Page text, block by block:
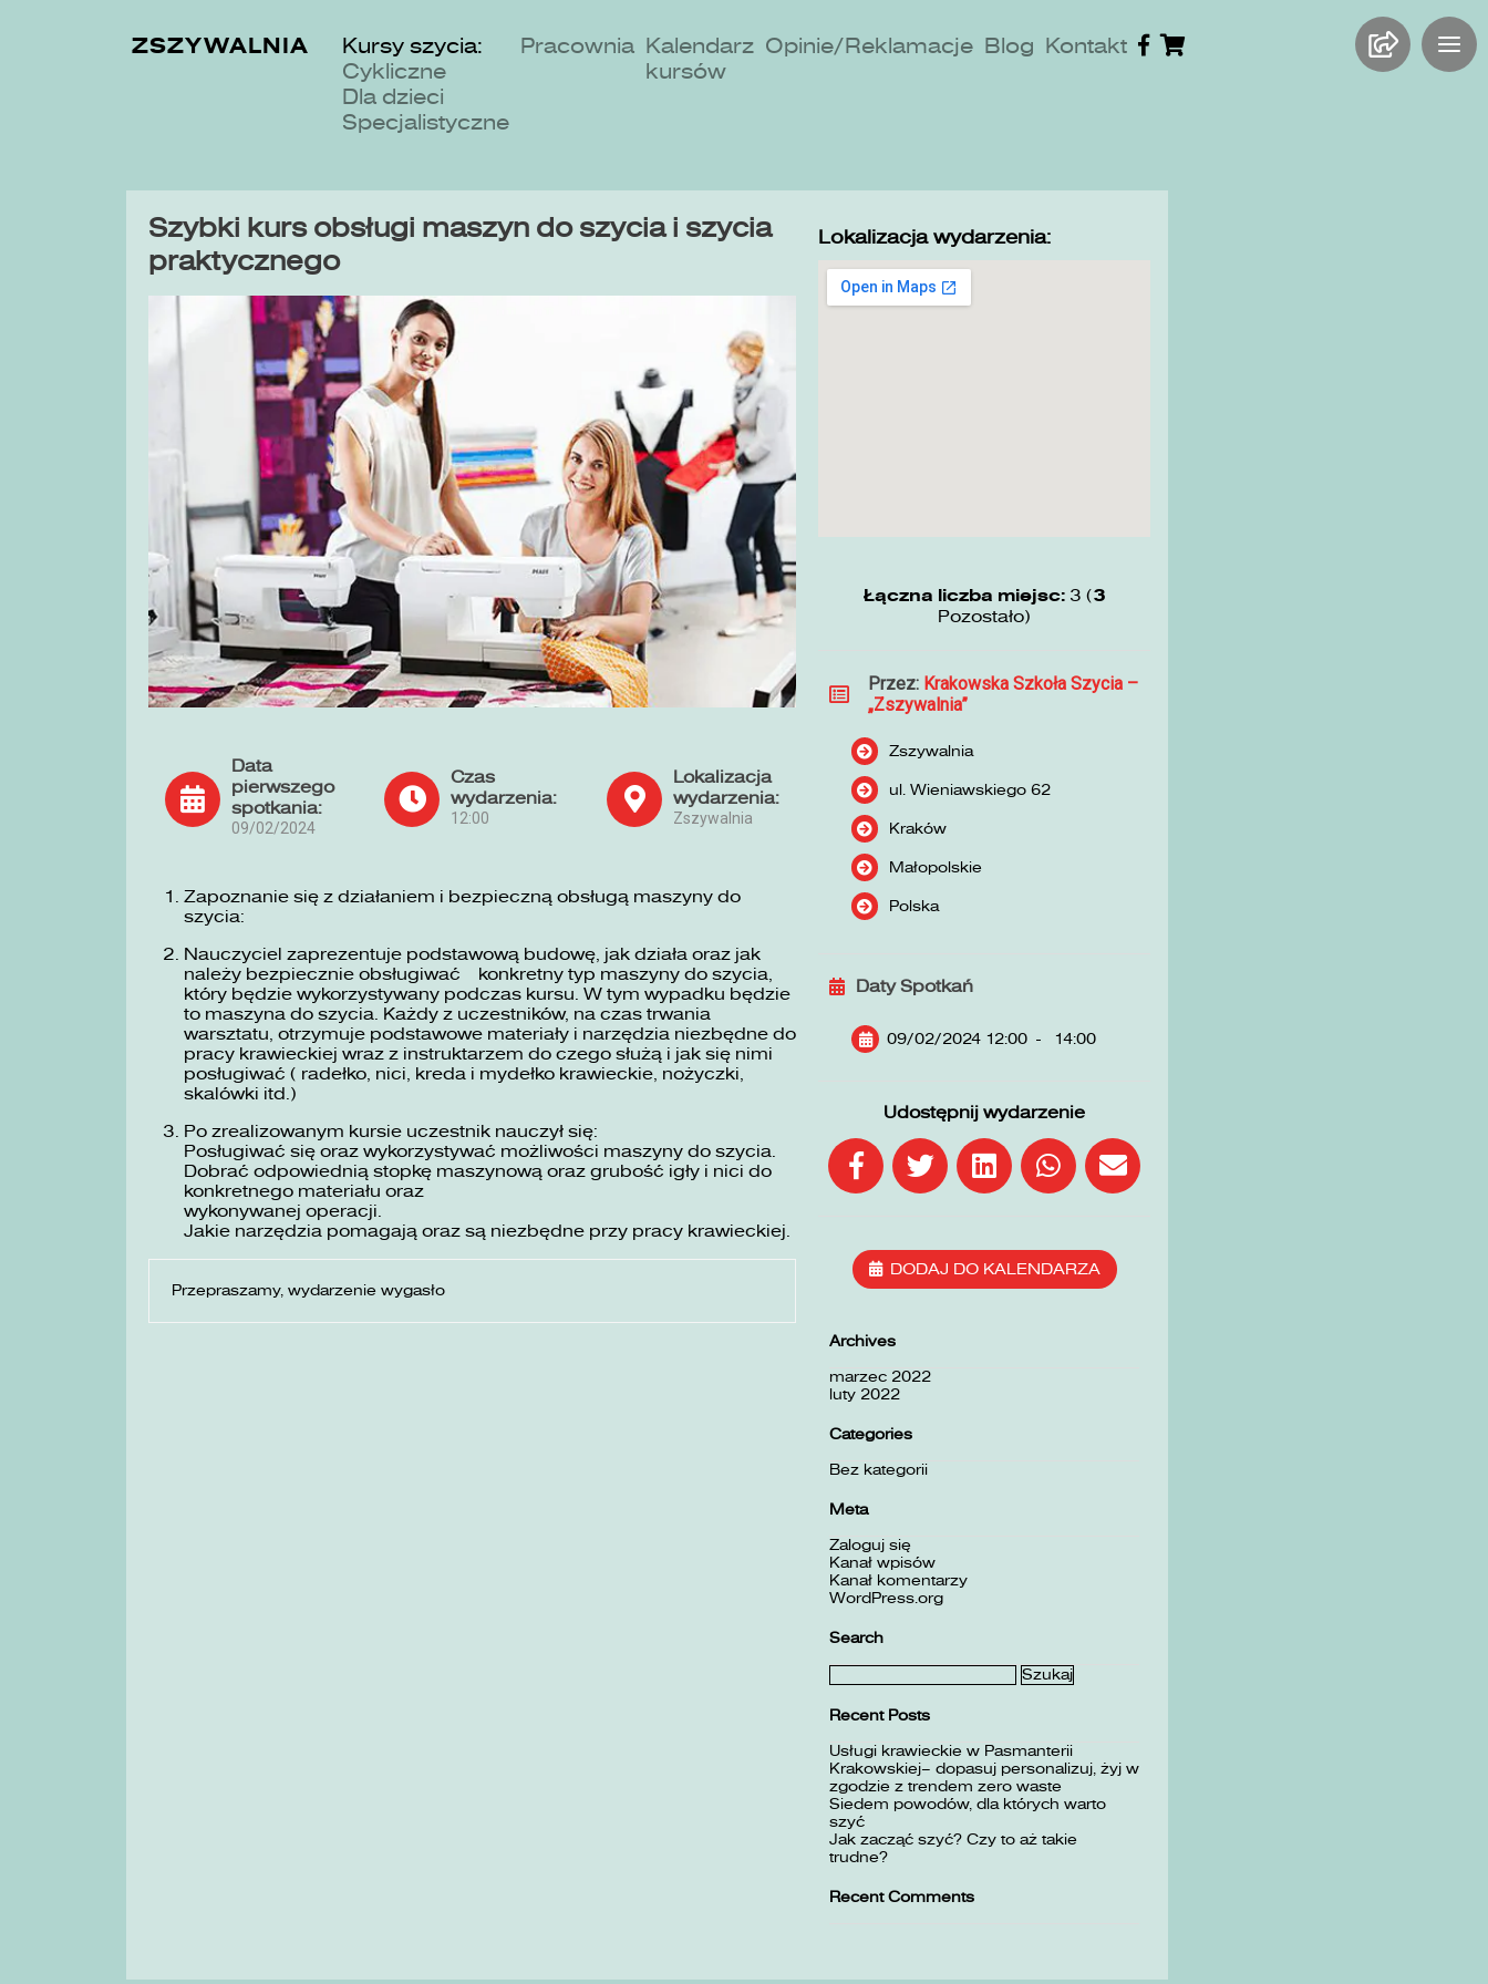
ZSZYWALNIA
Kursy szycia:
Cykliczne
Dla dzieci
Specjalistyczne
Pracownia Kalendarz
kursów
Opinie/Reklamacje Blog Kontakt
Szybki kurs obsługi maszyn do szycia i szycia
praktycznego
Data
pierwszego
spotkania:
09/02/2024
Czas
wydarzenia:
12:00
Lokalizacja
wydarzenia:
Zszywalnia
Zapoznanie się z działaniem i bezpieczną obsługą maszyny do
szycia:
Nauczyciel zaprezentuje podstawową budowę, jak działa oraz jak
należy bezpiecznie obsługiwać konkretny typ maszyny do szycia,
który będzie wykorzystywany podczas kursu. W tym wypadku będzie
to maszyna do szycia. Każdy z uczestników, na czas trwania
warsztatu, otrzymuje podstawowe materiały i narzędzia niezbędne do
pracy krawieckiej wraz z instruktarzem do czego służą i jak się nimi
posługiwać ( radełko, nici, kreda i mydełko krawieckie, nożyczki,
skalówki itd.)
Po zrealizowanym kursie uczestnik nauczył się:
Posługiwać się oraz wykorzystywać możliwości maszyny do szycia.
Dobrać odpowiednią stopkę maszynową oraz grubość igły i nici do
konkretnego materiału oraz
wykonywanej operacji.
Jakie narzędzia pomagają oraz są niezbędne przy pracy krawieckiej.
Przepraszamy, wydarzenie wygasło
Lokalizacja wydarzenia:
Łączna liczba miejsc: 3 (3
Pozostało)
Przez: Krakowska Szkoła Szycia –
„Zszywalnia”
Zszywalnia
ul. Wieniawskiego 62
Kraków
Małopolskie
Polska
Daty Spotkań
09/02/2024 12:00 - 14:00
Udostępnij wydarzenie
DODAJ DO KALENDARZA
Archives
marzec 2022
luty 2022
Categories
Bez kategorii
Meta
Zaloguj się
Kanał wpisów
Kanał komentarzy
WordPress.org
Search
Szukaj:
Recent Posts
Usługi krawieckie w Pasmanterii
Krakowskiej– dopasuj personalizuj, żyj w
zgodzie z trendem zero waste
Siedem powodów, dla których warto
szyć
Jak zacząć szyć? Czy to aż takie
trudne?
Recent Comments